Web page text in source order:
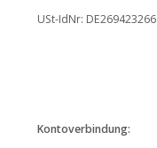
USt-IdNr: DE269423266
Kontoverbindung: